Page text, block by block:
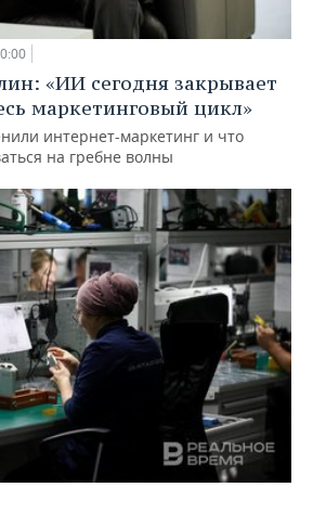
«ИИ сегодня закрывает
маркетинговый цикл»
интернет-маркетинг и что
на гребне волны